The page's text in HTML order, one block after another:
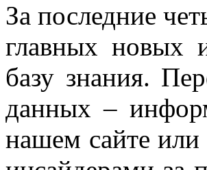
За последние
главных новых
базу знания.
данных –
нашем сайте или